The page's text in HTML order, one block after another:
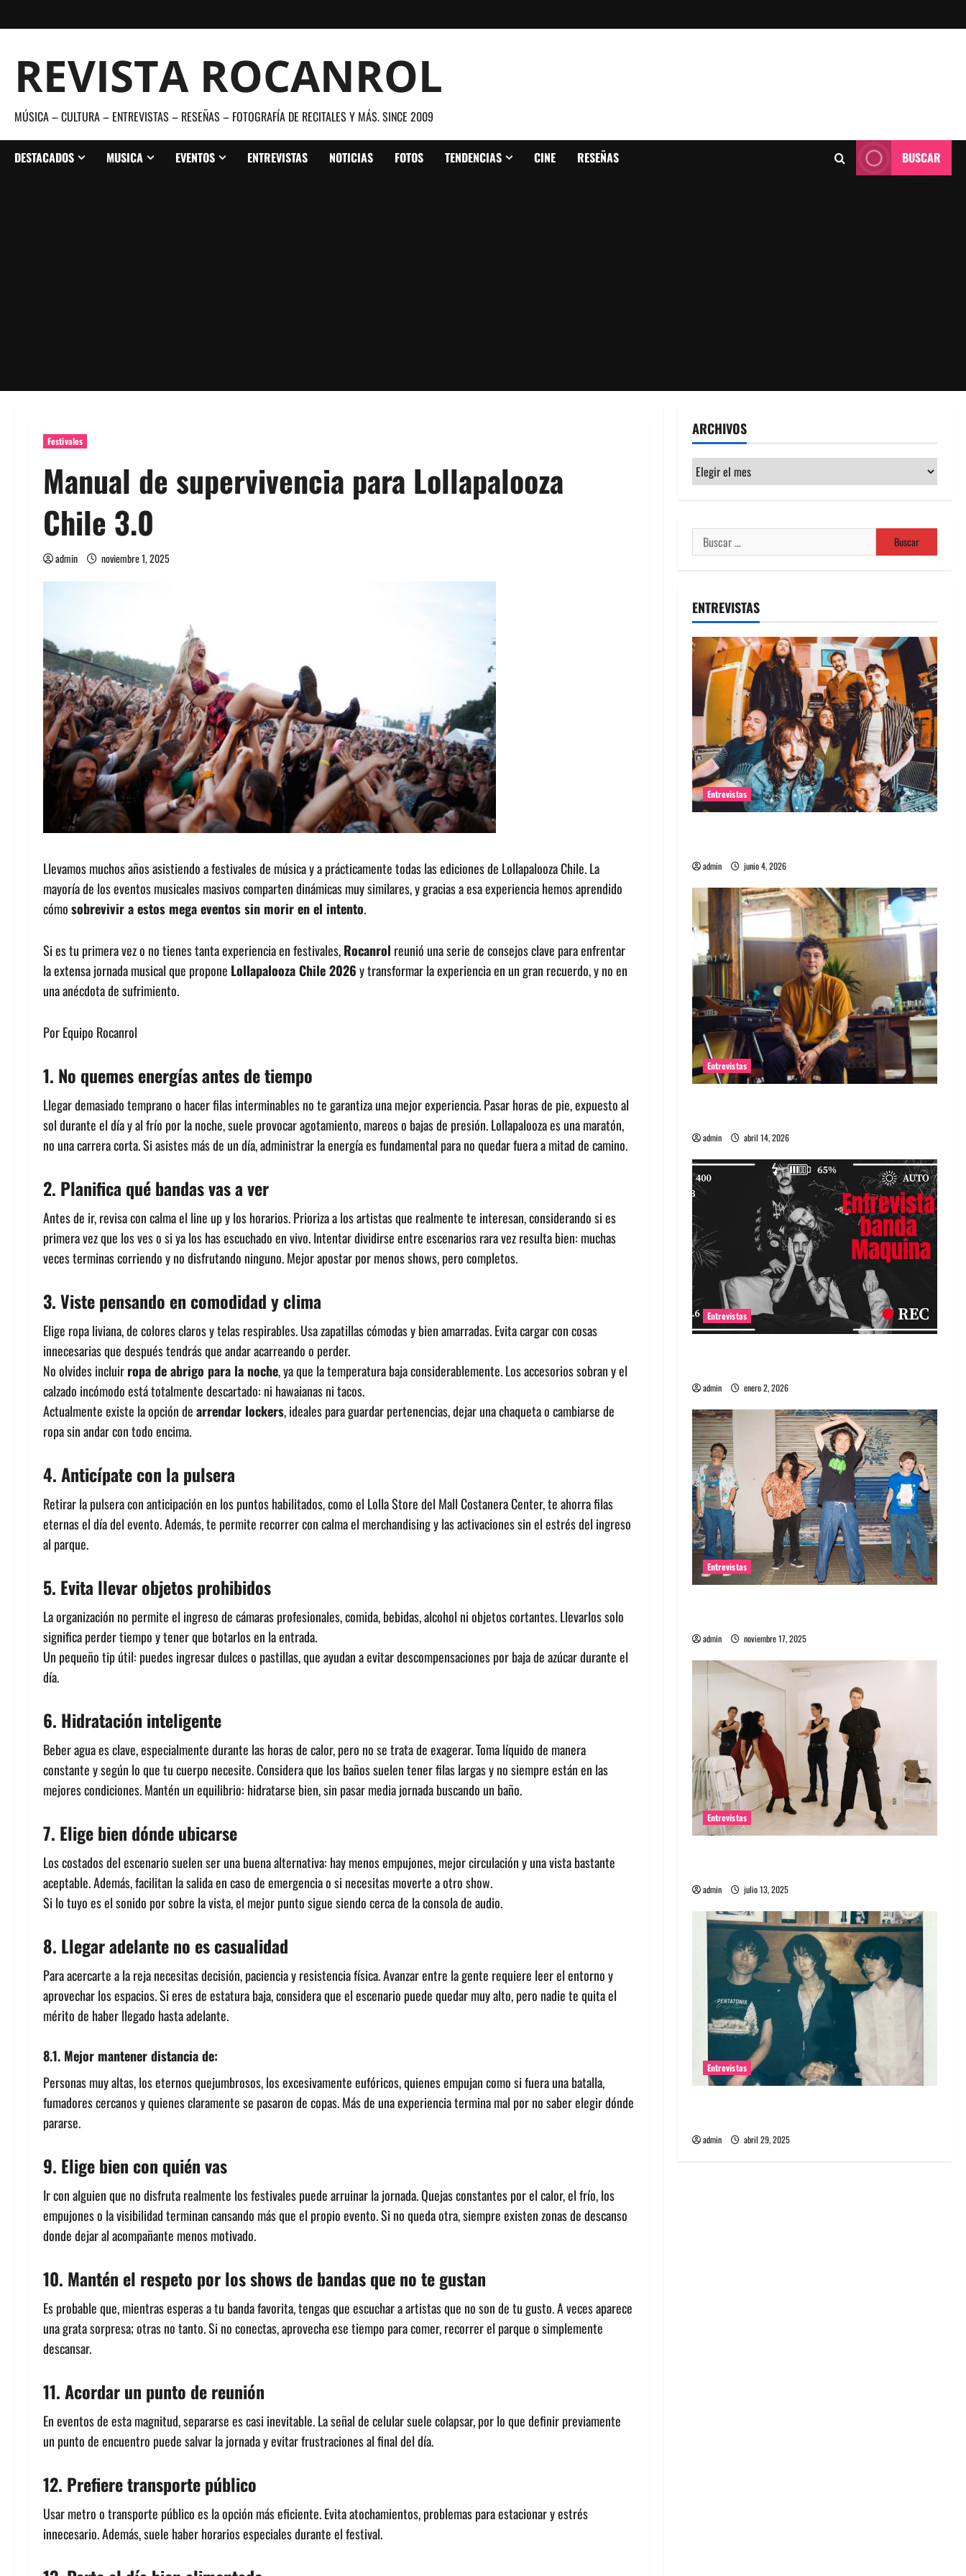
al
REVISTA ROCANROL
MÚSICA – CULTURA – ENTREVISTAS – RESEÑAS – FOTOGRAFÍA DE RECITALES Y MÁS. SINCE 2009
DESTACADOS MUSICA EVENTOS ENTREVISTAS NOTICIAS FOTOS TENDENCIAS CINE RESEÑAS BUSCAR
Festivales
Manual de supervivencia para Lollapalooza
Chile 3.0
admin noviembre 1, 2025
Llevamos muchos años asistiendo a festivales de música y a prácticamente todas las ediciones de Lollapalooza Chile. La
mayoría de los eventos musicales masivos comparten dinámicas muy similares, y gracias a esa experiencia hemos aprendido
cómosobrevivir a estos mega eventos sin morir en el intento.
Si es tu primera vez o no tienes tanta experiencia en festivales,Rocanrol reunió una serie de consejos clave para enfrentar
la extensa jornada musical que propone Lollapalooza Chile 2026y transformar la experiencia en un gran recuerdo, y no en
una anécdota de sufrimiento.
Por Equipo Rocanrol
1. No quemes energías antes de tiempo
Llegar demasiado temprano o hacer filas interminables no te garantiza una mejor experiencia. Pasar horas de pie, expuesto al
sol durante el día y al frío por la noche, suele provocar agotamiento, mareos o bajas de presión. Lollapalooza es una maratón,
no una carrera corta. Si asistes más de un día, administrar la energía es fundamental para no quedar fuera a mitad de camino.
2. Planifica qué bandas vas a ver
Antes de ir, revisa con calma el line up y los horarios. Prioriza a los artistas que realmente te interesan, considerando si es
primera vez que los ves o si ya los has escuchado en vivo. Intentar dividirse entre escenarios rara vez resulta bien: muchas
veces terminas corriendo y no disfrutando ninguno. Mejor apostar por menos shows, pero completos.
3. Viste pensando en comodidad y clima
Elige ropa liviana, de colores claros y telas respirables. Usa zapatillas cómodas y bien amarradas. Evita cargar con cosas
innecesarias que después tendrás que andar acarreando o perder.
No olvides incluirropa de abrigo para la noche, ya que la temperatura baja considerablemente. Los accesorios sobran y el
calzado incómodo está totalmente descartado: ni hawaianas ni tacos.
Actualmente existe la opción dearrendar lockers, ideales para guardar pertenencias, dejar una chaqueta o cambiarse de
ropa sin andar con todo encima.
4. Anticípate con la pulsera
Retirar la pulsera con anticipación en los puntos habilitados, como el Lolla Store del Mall Costanera Center, te ahorra filas
eternas el día del evento. Además, te permite recorrer con calma el merchandising y las activaciones sin el estrés del ingreso
al parque.
5. Evita llevar objetos prohibidos
La organización no permite el ingreso de cámaras profesionales, comida, bebidas, alcohol ni objetos cortantes. Llevarlos solo
significa perder tiempo y tener que botarlos en la entrada.
Un pequeño tip útil: puedes ingresar dulces o pastillas, que ayudan a evitar descompensaciones por baja de azúcar durante el
día.
6. Hidratación inteligente
Beber agua es clave, especialmente durante las horas de calor, pero no se trata de exagerar. Toma líquido de manera
constante y según lo que tu cuerpo necesite. Considera que los baños suelen tener filas largas y no siempre están en las
mejores condiciones. Mantén un equilibrio: hidratarse bien, sin pasar media jornada buscando un baño.
7. Elige bien dónde ubicarse
Los costados del escenario suelen ser una buena alternativa: hay menos empujones, mejor circulación y una vista bastante
aceptable. Además, facilitan la salida en caso de emergencia o si necesitas moverte a otro show.
Si lo tuyo es el sonido por sobre la vista, el mejor punto sigue siendo cerca de la consola de audio.
8. Llegar adelante no es casualidad
Para acercarte a la reja necesitas decisión, paciencia y resistencia física. Avanzar entre la gente requiere leer el entorno y
aprovechar los espacios. Si eres de estatura baja, considera que el escenario puede quedar muy alto, pero nadie te quita el
mérito de haber llegado hasta adelante.
8.1. Mejor mantener distancia de:
Personas muy altas, los eternos quejumbrosos, los excesivamente eufóricos, quienes empujan como si fuera una batalla,
fumadores cercanos y quienes claramente se pasaron de copas. Más de una experiencia termina mal por no saber elegir dónde
pararse.
9. Elige bien con quién vas
Ir con alguien que no disfruta realmente los festivales puede arruinar la jornada. Quejas constantes por el calor, el frío, los
empujones o la visibilidad terminan cansando más que el propio evento. Si no queda otra, siempre existen zonas de descanso
donde dejar al acompañante menos motivado.
10. Mantén el respeto por los shows de bandas que no te gustan
Es probable que, mientras esperas a tu banda favorita, tengas que escuchar a artistas que no son de tu gusto. A veces aparece
una grata sorpresa; otras no tanto. Si no conectas, aprovecha ese tiempo para comer, recorrer el parque o simplemente
descansar.
11. Acordar un punto de reunión
En eventos de esta magnitud, separarse es casi inevitable. La señal de celular suele colapsar, por lo que definir previamente
un punto de encuentro puede salvar la jornada y evitar frustraciones al final del día.
12. Prefiere transporte público
Usar metro o transporte público es la opción más eficiente. Evita atochamientos, problemas para estacionar y estrés
innecesario. Además, suele haber horarios especiales durante el festival.
ARCHIVOS
Archivos
Buscar:
ENTREVISTAS
Entrevistas
admin junio 4, 2026
Entrevistas
admin abril 14, 2026
Entrevistas
admin enero 2, 2026
Entrevistas
admin noviembre 17, 2025
Entrevistas
admin julio 13, 2025
Entrevistas
admin abril 29, 2025